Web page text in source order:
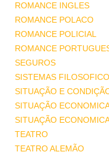
ROMANCE INGLES
ROMANCE POLACO
ROMANCE POLICIAL
ROMANCE
SEGUROS
SISTEMAS
SITUAÇÃO E
SITUAÇÃO
SITUAÇÃO
TEATRO
TEATRO ALEMÃO